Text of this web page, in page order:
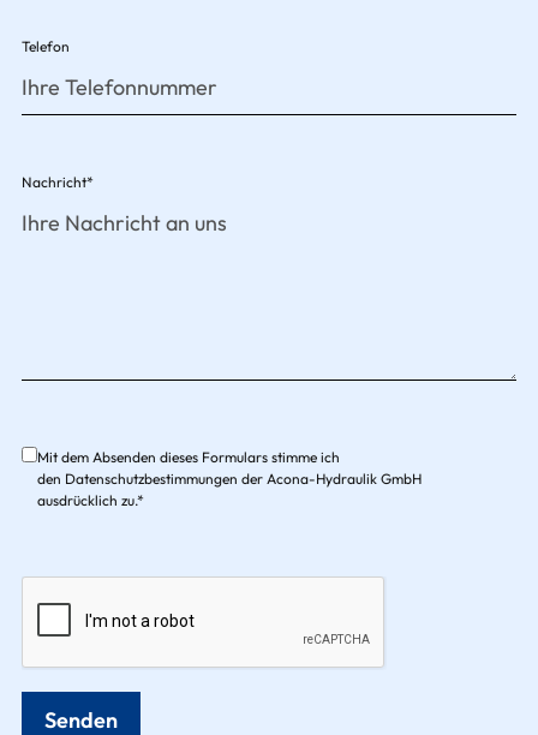
Telefon
Nachricht*
Mit dem Absenden dieses Formulars stimme ich
den Datenschutzbestimmungen der Acona-Hydraulik GmbH
ausdrücklich zu.*
Senden